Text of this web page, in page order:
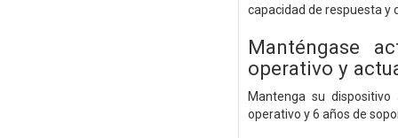
capacidad de respuesta y
Manténgase
operativo y
Mantenga su
operativo y 6 años de